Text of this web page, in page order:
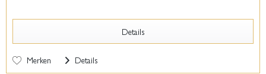
Details
Merken Details